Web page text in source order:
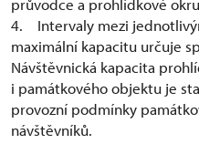
průvodce a prohlídkové
4. Intervaly mezi
maximální kapacitu určuje
Návštěvnická kapacita
i památkového objektu je
provozní podmínky
návštěvníků.